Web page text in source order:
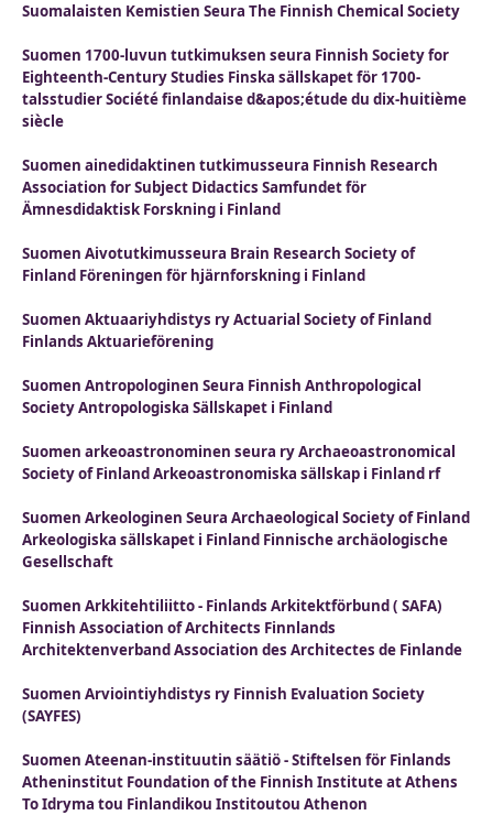
Suomalaisten Kemistien Seura The Finnish Chemical Society
Suomen 1700-luvun tutkimuksen seura Finnish Society for
Eighteenth-Century Studies Finska sällskapet för 1700-
talsstudier Société finlandaise d&apos;étude du dix-huitième
siècle
Suomen ainedidaktinen tutkimusseura Finnish Research
Association for Subject Didactics Samfundet för
Ämnesdidaktisk Forskning i Finland
Suomen Aivotutkimusseura Brain Research Society of
Finland Föreningen för hjärnforskning i Finland
Suomen Aktuaariyhdistys ry Actuarial Society of Finland
Finlands Aktuarieförening
Suomen Antropologinen Seura Finnish Anthropological
Society Antropologiska Sällskapet i Finland
Suomen arkeoastronominen seura ry Archaeoastronomical
Society of Finland Arkeoastronomiska sällskap i Finland rf
Suomen Arkeologinen Seura Archaeological Society of Finland
Arkeologiska sällskapet i Finland Finnische archäologische
Gesellschaft
Suomen Arkkitehtiliitto - Finlands Arkitektförbund ( SAFA)
Finnish Association of Architects Finnlands
Architektenverband Association des Architectes de Finlande
Suomen Arviointiyhdistys ry Finnish Evaluation Society
(SAYFES)
Suomen Ateenan-instituutin säätiö - Stiftelsen för Finlands
Atheninstitut Foundation of the Finnish Institute at Athens
To Idryma tou Finlandikou Institoutou Athenon